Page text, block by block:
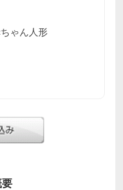
ゃん人形
要